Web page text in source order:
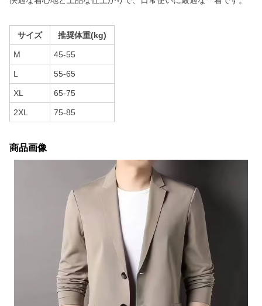
サイズ 推奨体重(kg)
M 45-55
L 55-65
XL 65-75
2XL 75-85
商品画像